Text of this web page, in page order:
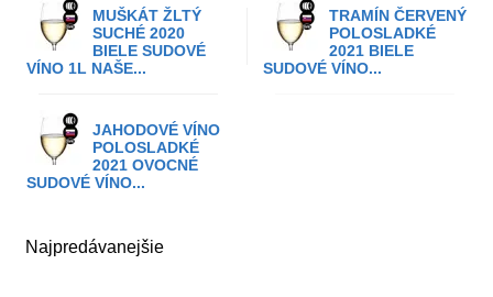
MUŠKÁT ŽLTÝ
SUCHÉ 2020
BIELE SUDOVÉ
VÍNO 1L NAŠE...
TRAMÍN ČERVENÝ
POLOSLADKÉ
2021 BIELE
SUDOVÉ VÍNO...
JAHODOVÉ VÍNO
POLOSLADKÉ
2021 OVOCNÉ
SUDOVÉ VÍNO...
Najpredávanejšie